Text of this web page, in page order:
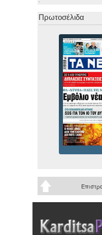
Πρωτοσέλιδα